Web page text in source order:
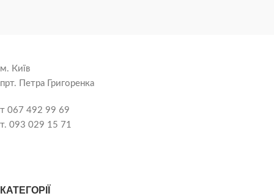
м. Київ
прт. Петра Григоренка
т 067 492 99 69
т. 093 029 15 71
КАТЕГОРІЇ